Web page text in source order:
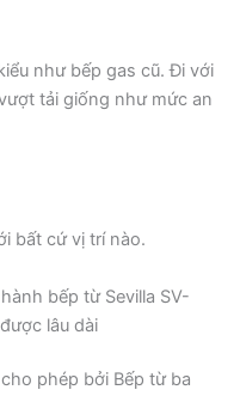
như bếp gas cũ. Đi với
tải giống như mức an
bất cứ vị trí nào.
bếp từ Sevilla SV-
lâu dài
phép bởi Bếp từ ba